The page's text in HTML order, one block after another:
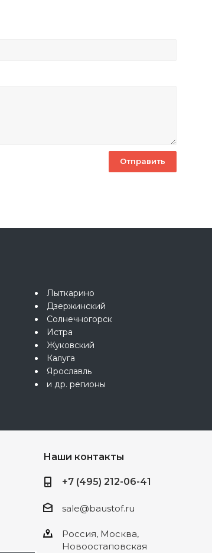
Лыткарино
Дзержинский
Солнечногорск
Истра
Жуковский
Калуга
Ярославль
и др. регионы
Наши контакты
+7 (495) 212-06-41
sale@baustof.ru
Россия, Москва,
Новоостаповская